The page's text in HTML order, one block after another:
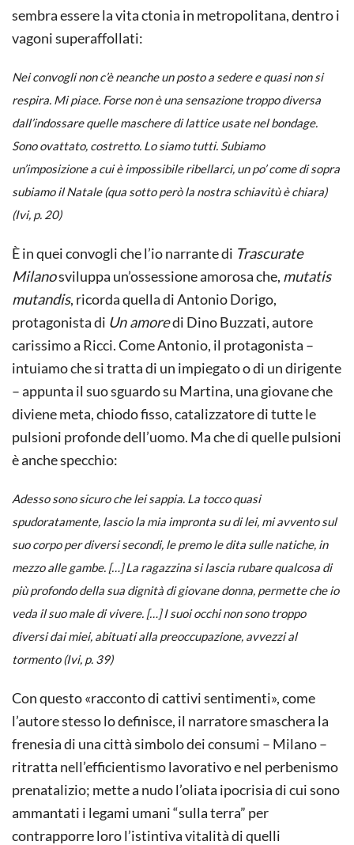
sembra essere la vita ctonia in metropolitana, dentro i
vagoni superaffollati:
Nei convogli non c’è neanche un posto a sedere e quasi non si
respira. Mi piace. Forse non è una sensazione troppo diversa
dall’indossare quelle maschere di lattice usate nelbondage.
Sono ovattato, costretto. Lo siamo tutti. Subiamo
un’imposizione a cui è impossibile ribellarci, un po’ come di sopra
subiamo il Natale (qua sotto però la nostra schiavitù è chiara)
(Ivi, p. 20)
È in quei convogli che l’io narrante di Trascurate
Milanosviluppa un’ossessione amorosa che, mutatis
mutandis, ricorda quella di Antonio Dorigo,
protagonista di Un amoredi Dino Buzzati, autore
carissimo a Ricci. Come Antonio, il protagonista –
intuiamo che si tratta di un impiegato o di un dirigente
– appunta il suo sguardo su Martina, una giovane che
diviene meta, chiodo fisso, catalizzatore di tutte le
pulsioni profonde dell’uomo. Ma che di quelle pulsioni
è anche specchio:
Adesso sono sicuro che lei sappia. La tocco quasi
spudoratamente, lascio la mia impronta su di lei, mi avvento sul
suo corpo per diversi secondi, le premo le dita sulle natiche, in
mezzo alle gambe. […] La ragazzina si lascia rubare qualcosa di
più profondo della sua dignità di giovane donna, permette che io
veda il suo male di vivere. […] I suoi occhi non sono troppo
diversi dai miei, abituati alla preoccupazione, avvezzi al
tormento (Ivi, p. 39)
Con questo «racconto di cattivi sentimenti», come
l’autore stesso lo definisce, il narratore smaschera la
frenesia di una città simbolo dei consumi – Milano –
ritratta nell’efficientismo lavorativo e nel perbenismo
prenatalizio; mette a nudo l’oliata ipocrisia di cui sono
ammantati i legami umani “sulla terra” per
contrapporre loro l’istintiva vitalità di quelli